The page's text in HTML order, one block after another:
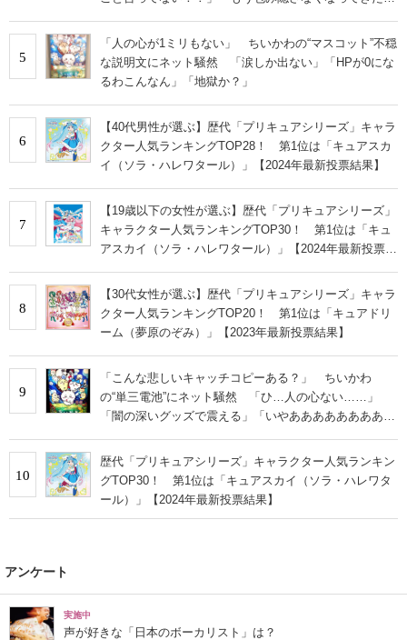
5
「人の心が1ミリもない」 ちいかわの“マスコット”不穏
な説明文にネット騒然 「涙しか出ない」「HPが0にな
るわこんなん」「地獄か？」
6
【40代男性が選ぶ】歴代「プリキュアシリーズ」キャラ
クター人気ランキングTOP28！ 第1位は「キュアスカ
イ（ソラ・ハレワタール）」【2024年最新投票結果】
7
【19歳以下の女性が選ぶ】歴代「プリキュアシリーズ」
キャラクター人気ランキングTOP30！ 第1位は「キュ
アスカイ（ソラ・ハレワタール）」【2024年最新投票結
8
【30代女性が選ぶ】歴代「プリキュアシリーズ」キャラ
クター人気ランキングTOP20！ 第1位は「キュアドリ
ーム（夢原のぞみ）」【2023年最新投票結果】
9
「こんな悲しいキャッチコピーある？」 ちいかわ
の“単三電池”にネット騒然 「ひ…人の心ない……」
「闇の深いグッズで震える」「いやあああああああああ
10
歴代「プリキュアシリーズ」キャラクター人気ランキン
グTOP30！ 第1位は「キュアスカイ（ソラ・ハレワタ
ール）」【2024年最新投票結果】
アンケート
実施中
声が好きな「日本のボーカリスト」は？